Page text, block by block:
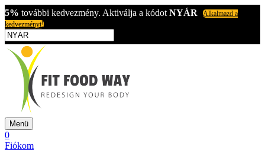
5% további kedvezmény. Aktiválja a kódot NYÁR
Alkalmazd a
kedvezményt!
Menü
0
Fiókom